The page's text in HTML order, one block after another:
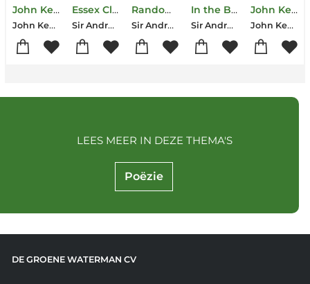
John Keats
John Keats
Essex Clay
Sir Andrew Motion
Randomly Moving Particles
Sir Andrew Motion
In the Blood
Sir Andrew Motion
John Keats
John Keats
Poëzie
LEES MEER IN DEZE THEMA'S
DE GROENE WATERMAN CV